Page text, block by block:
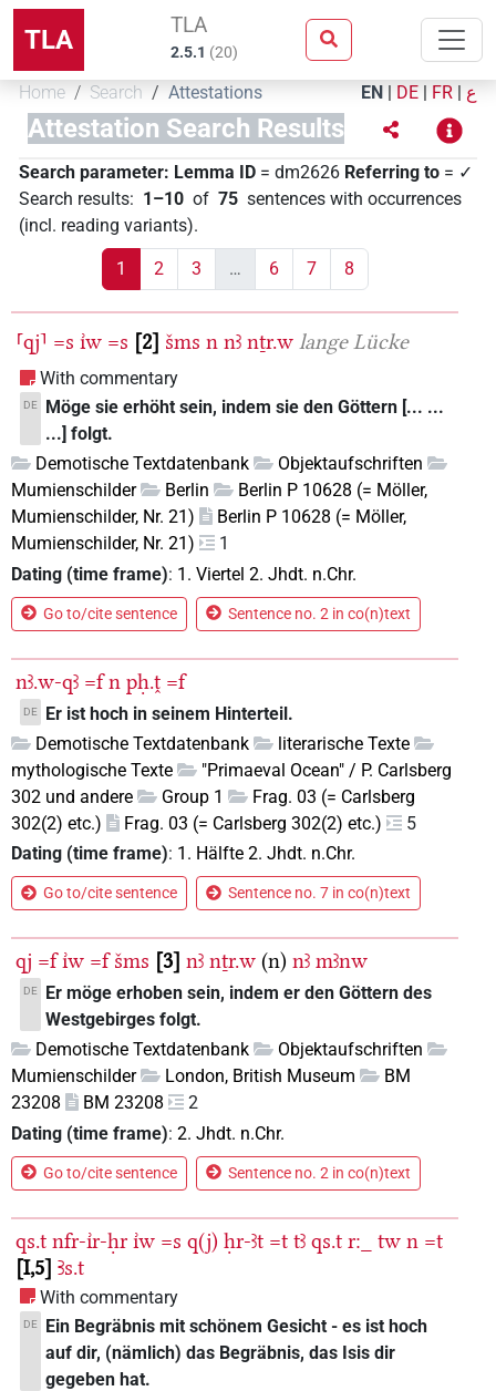
TLA TLA
2.5.1 (20)
Home Search Attestations EN | DE | FR | ع
Attestation Search Results
Search parameter: Lemma ID = dm2626 Referring to = ✓
Search results: 1–10 of 75 sentences with occurrences
(incl. reading variants).
1 2 3 … 6 7 8
⸢qj⸣ =s ı͗w =s 2 šms n nꜣ nṯr.w lange Lücke
With commentary
DE
Möge sie erhöht sein, indem sie den Göttern [... ...
...] folgt.
Demotische Textdatenbank
Objektaufschriften
Mumienschilder
Berlin
Berlin P 10628 (= Möller,
Mumienschilder, Nr. 21)
Berlin P 10628 (= Möller,
Mumienschilder, Nr. 21)
1
Dating (time frame): 1. Viertel 2. Jhdt. n.Chr.
Go to/cite sentence Sentence no. 2 in co(n)text
nꜣ.w-qꜣ =f n pḥ.ṱ =f
DE
Er ist hoch in seinem Hinterteil.
Demotische Textdatenbank
literarische Texte
mythologische Texte
"Primaeval Ocean" / P. Carlsberg
302 und andere
Group 1
Frag. 03 (= Carlsberg
302(2) etc.)
Frag. 03 (= Carlsberg 302(2) etc.)
5
Dating (time frame): 1. Hälfte 2. Jhdt. n.Chr.
Go to/cite sentence Sentence no. 7 in co(n)text
qj =f ı͗w =f šms 3 nꜣ nṯr.w (n) nꜣ mꜣnw
DE
Er möge erhoben sein, indem er den Göttern des
Westgebirges folgt.
Demotische Textdatenbank
Objektaufschriften
Mumienschilder
London, British Museum
BM
23208
BM 23208
2
Dating (time frame): 2. Jhdt. n.Chr.
Go to/cite sentence Sentence no. 2 in co(n)text
qs.t nfr-ı͗r-ḥr ı͗w =s q(j) ḥr-ꜣt =t tꜣ qs.t r:_ tw n =t
I,5 Ꜣs.t
With commentary
DE
Ein Begräbnis mit schönem Gesicht - es ist hoch
auf dir, (nämlich) das Begräbnis, das Isis dir
gegeben hat.